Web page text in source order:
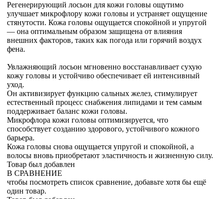
Регенерирующий лосьон для кожи головы ощутимо
улучшает микрофлору кожи головы и устраняет ощущение
стянутости. Кожа головы ощущается спокойной и упругой
— она оптимальным образом защищена от влияния
внешних факторов, таких как погода или горячий воздух
фена.
Увлажняющий лосьон мгновенно восстанавливает сухую
кожу головы и устойчиво обеспечивает ей интенсивный
уход.
Он активизирует функцию сальных желез, стимулирует
естественный процесс снабжения липидами и тем самым
поддерживает баланс кожи головы.
Микрофлора кожи головы оптимизируется, что
способствует созданию здорового, устойчивого кожного
барьера.
Кожа головы снова ощущается упругой и спокойной, а
волосы вновь приобретают эластичность и жизненную силу.
Товар был добавлен
В СРАВНЕНИЕ
чтобы посмотреть список сравнение, добавьте хотя бы ещё
один товар.